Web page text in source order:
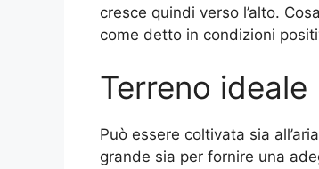
cresce quindi verso l’alto.
come detto in condizioni
Terreno ideale
Può essere coltivata sia
grande sia per fornire una